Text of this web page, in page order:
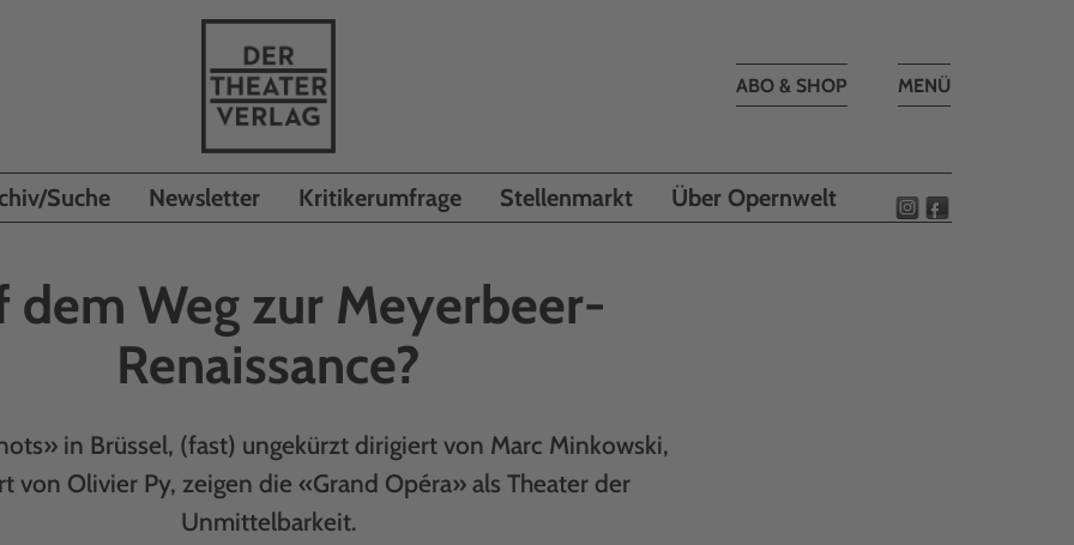
Toggle
MENÜ
ABO & SHOP
Suche Newsletter Kritikerumfrage Stellenmarkt Über Opernwelt
dem Weg zur Meyerbeer-
Renaissance?
in Brüssel, (fast) ungekürzt dirigiert von Marc Minkowski,
von Olivier Py, zeigen die «Grand Opéra» als Theater der
Unmittelbarkeit.